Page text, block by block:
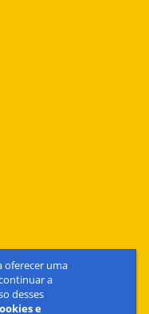
oferecer uma
a
desses
e